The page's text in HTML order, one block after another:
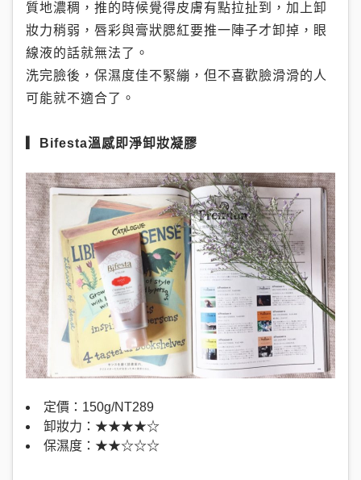
質地濃稠，推的時候覺得皮膚有點拉扯到，加上卸
妝力稍弱，唇彩與膏狀腮紅要推一陣子才卸掉，眼
線液的話就無法了。
洗完臉後，保濕度佳不緊繃，但不喜歡臉滑滑的人
可能就不適合了。
Bifesta溫感即淨卸妝凝膠
定價：150g/NT289
卸妝力：★★★★☆
保濕度：★★☆☆☆